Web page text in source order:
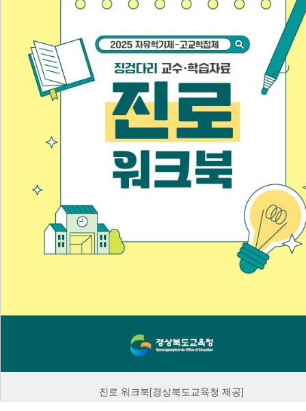
진로 워크북[경상북도교육청 제공]